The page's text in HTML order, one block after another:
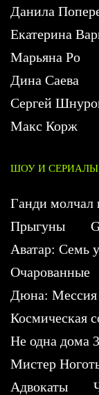
Данила
Екатерина
Марьяна Ро
Дина Саева
Сергей
Макс Корж
ШОУ И СЕРИАЛЫ
Ганди молчал
Прыгуны
Аватар: Семь
Очарованные
Дюна: Мессия
Космическая
Не одна дома
Мистер
Адвокаты